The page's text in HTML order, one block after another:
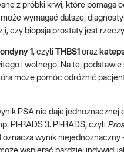
z próbki krwi, które pomaga
wymagać dalszej
czy biopsja prostaty jest
1 , czyli THBS1 oraz
i wolnego. Na tej
może pomóc odróżnić
PSA nie daje jednoznacznej
PI-RADS 3. PI-RADS, czyli
wynik niejednoznaczny